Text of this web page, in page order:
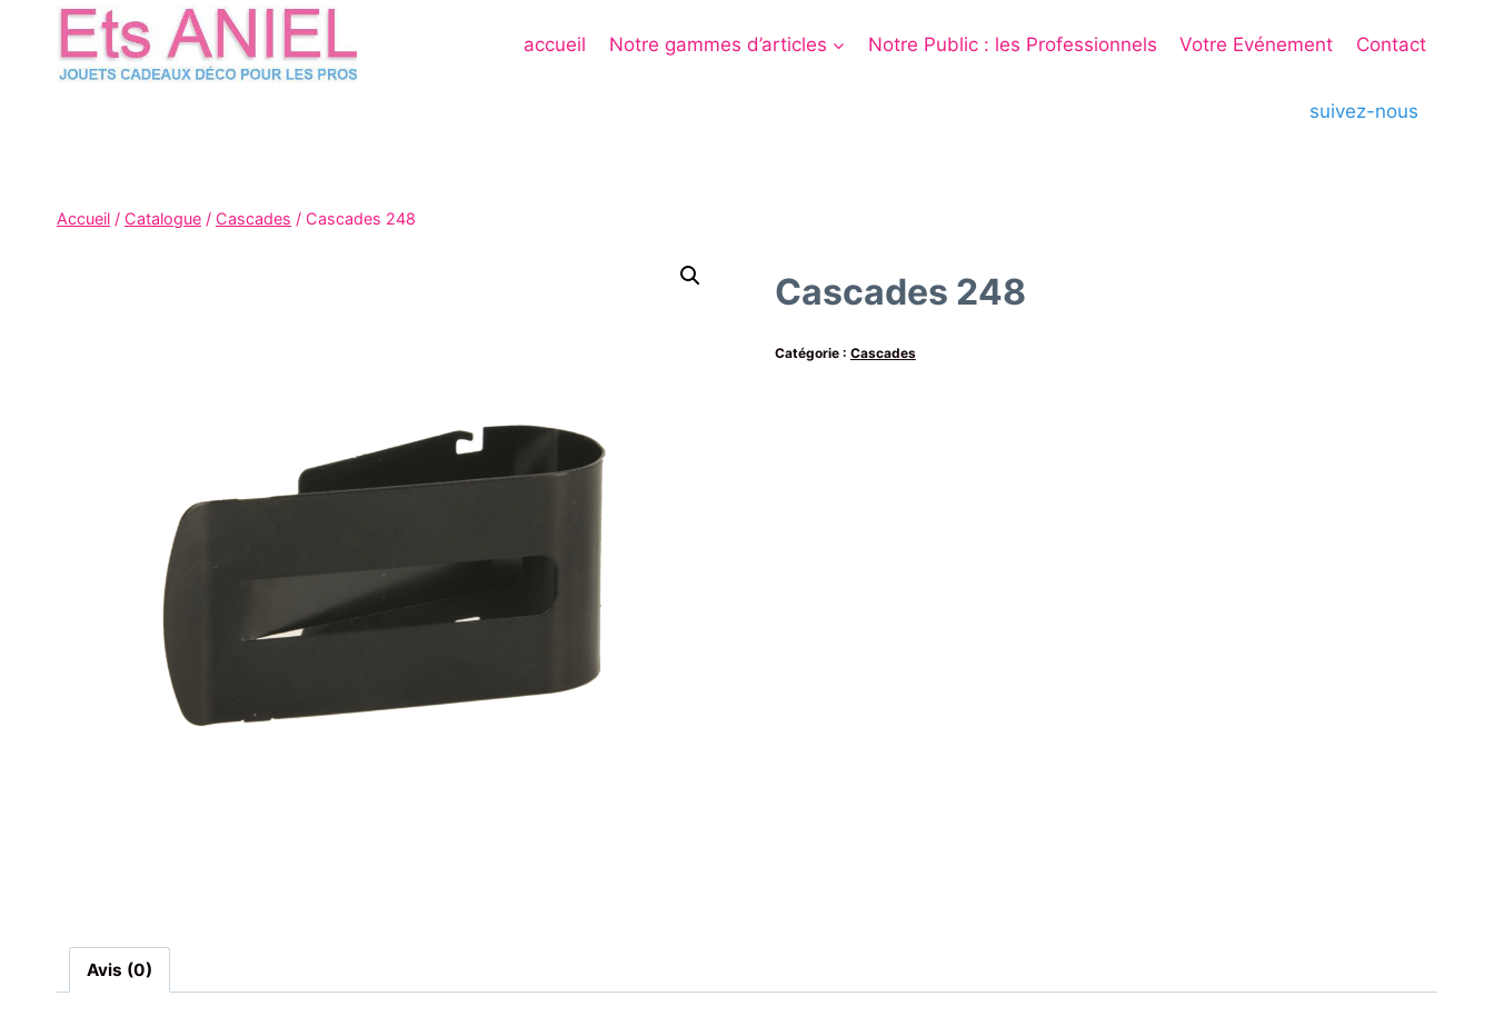
content
accueil Notre gammes d’articles Notre Public : les Professionnels Votre Evénement Contact
suivez-nous
Accueil / Catalogue / Cascades / Cascades 248
Cascades 248
Catégorie : Cascades
Avis (0)